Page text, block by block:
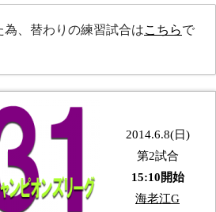
為、替わりの練習試合はこちらで
2014.6.8(日)
第2試合
15:10開始
海老江G